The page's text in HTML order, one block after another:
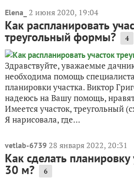
Elena_ 2 июня 2020, 19:04
Как распланировать
треугольный формы? 4
Здравствуйте, уважаемые
необходима помощь
планировки участка. Виктор
надеюсь на Вашу помощь,
Имеется участок, треугольный
Я нарисовала, где...
vetlab-6739 28 января 2022, 20:31
Как сделать планировку
30 м? 6